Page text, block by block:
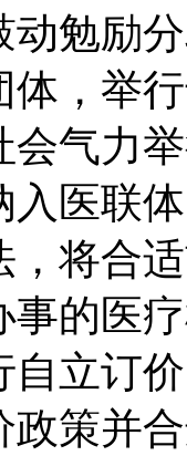
动勉励
体，举
会气力
入医联
，将合
事的医
自立订
政策并